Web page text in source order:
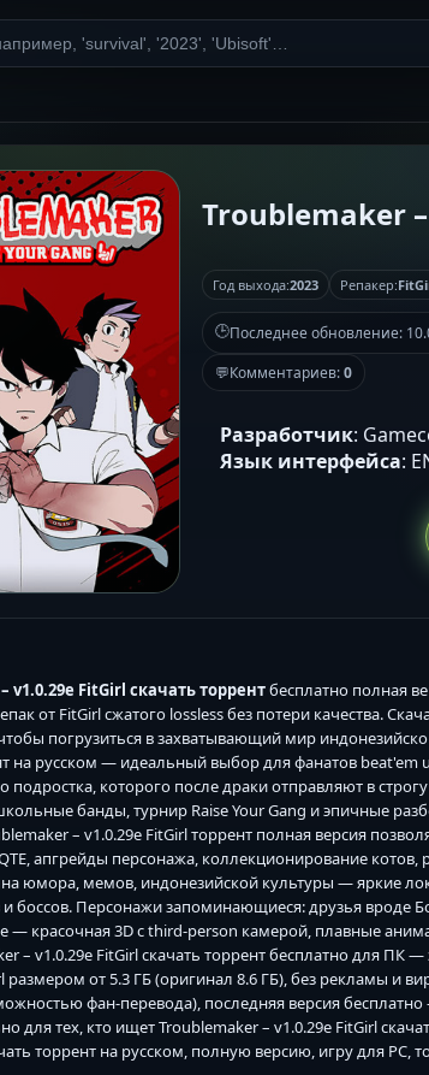
Troublemaker
Год выхода:2023 Репакер:
🕒Последнее обновление:
💬Комментариев:0
Разработчик:
Язык интерфейса:
v1.0.29e FitGirl скачать торрентбесплатно полная
от FitGirl сжатого lossless без потери качества.
погрузиться в захватывающий мир
на русском — идеальный выбор для фанатов beat'em
которого после драки отправляют в
банды, турнир Raise Your Gang и эпичные
– v1.0.29e FitGirl торрент полная версия
апгрейды персонажа, коллекционирование
юмора, мемов, индонезийской культуры — яркие
боссов. Персонажи запоминающиеся: друзья вроде
— красочная 3D с third-person камерой, плавные
– v1.0.29e FitGirl скачать торрент бесплатно для ПК
размером от 5.3 ГБ (оригинал 8.6 ГБ), без рекламы и
фан-перевода), последняя версия
для тех, кто ищет Troublemaker – v1.0.29e FitGirl
торрент на русском, полную версию, игру для PC,